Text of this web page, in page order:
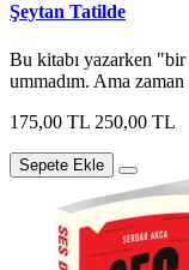
Şeytan Tatilde
Bu kitabı yazarken
ummadım. Ama zaman
175,00 TL 250,00 TL
Sepete Ekle